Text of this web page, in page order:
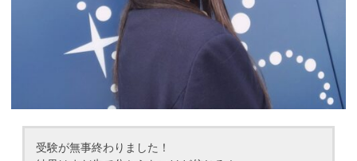
受験が無事終わりました！